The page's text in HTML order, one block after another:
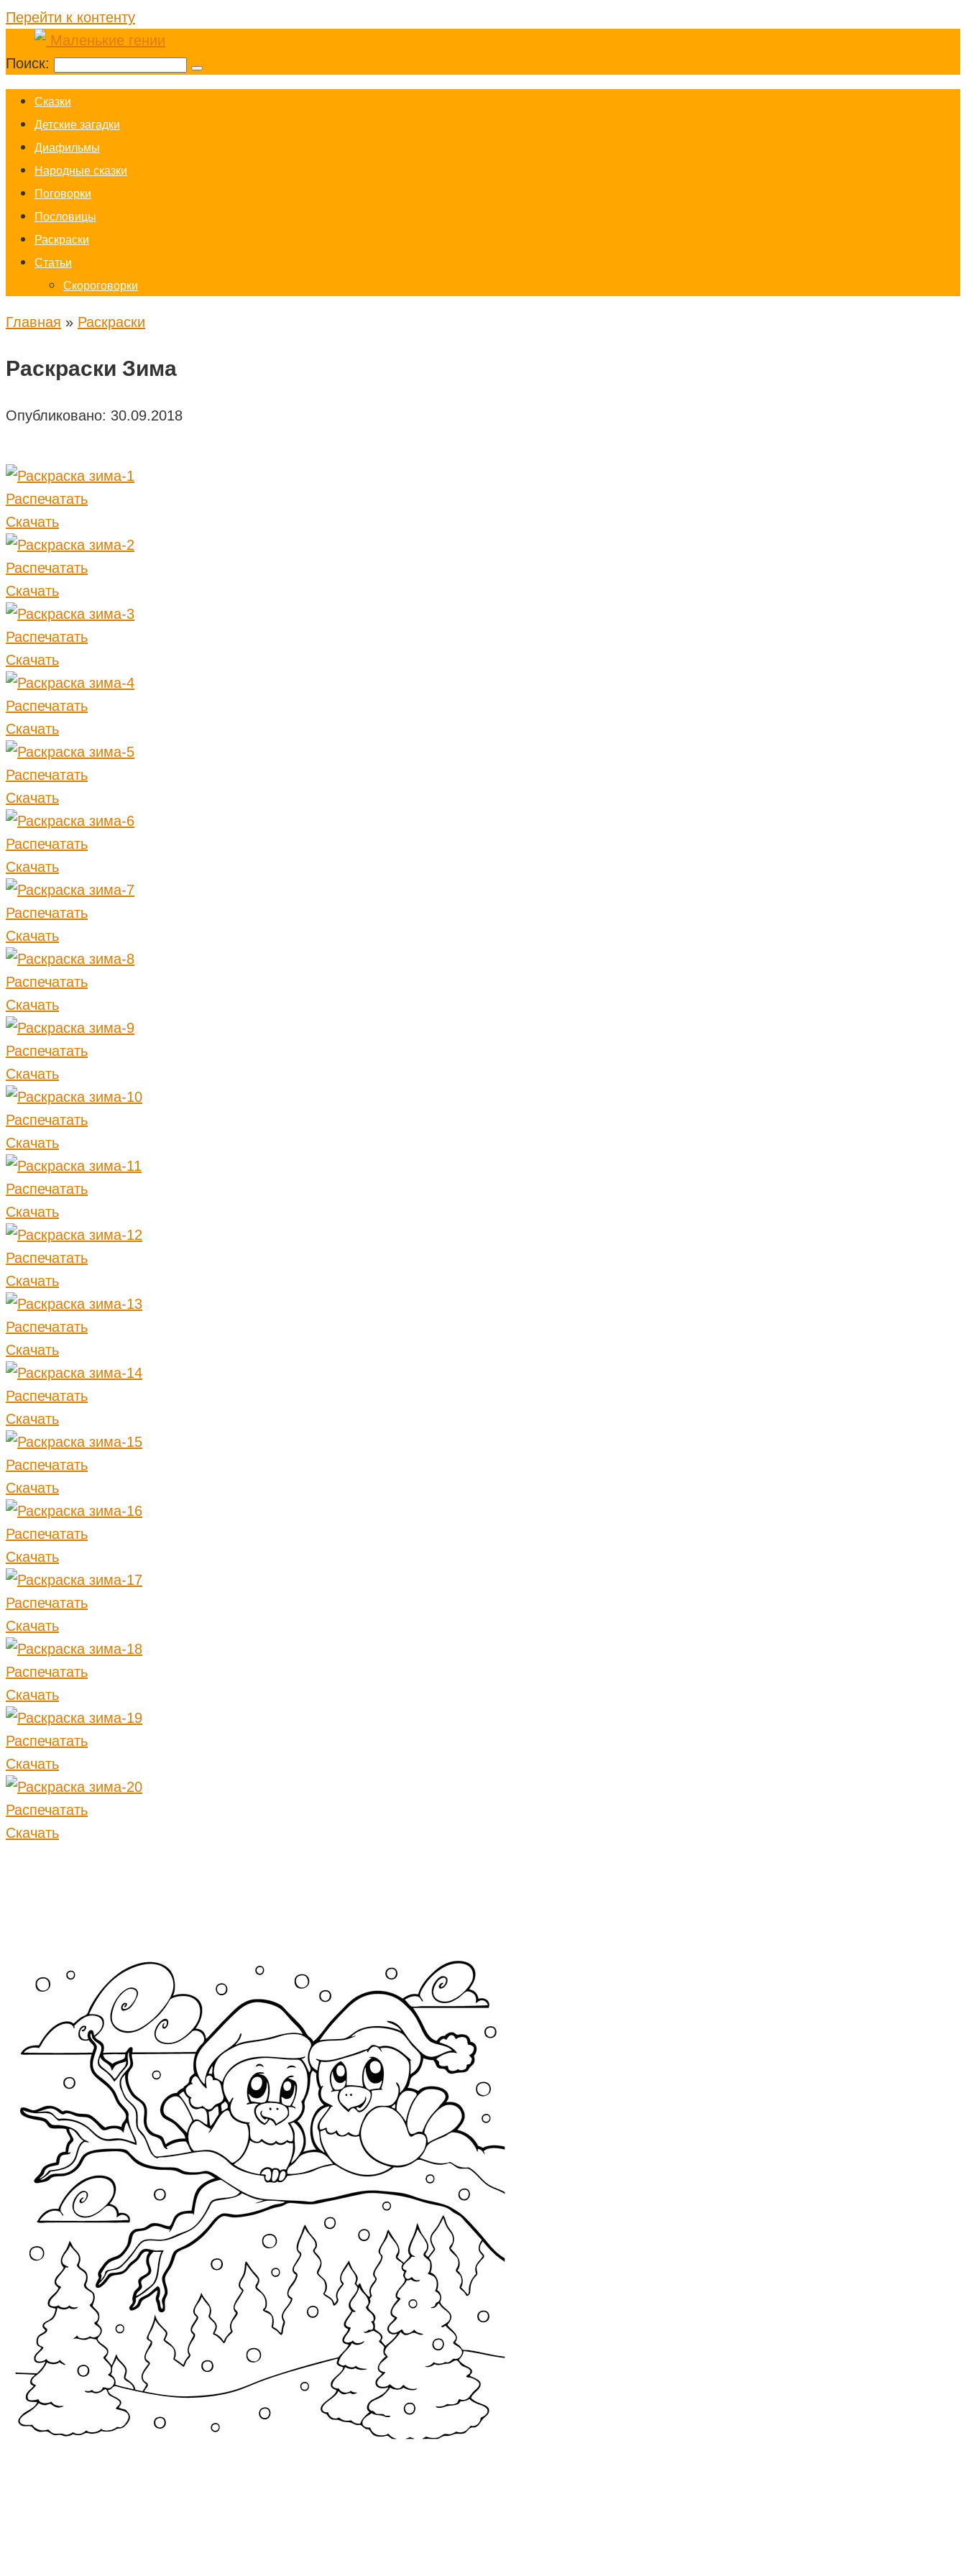
Перейти к контенту
Поиск:
Cказки
Детские загадки
Диафильмы
Народные сказки
Поговорки
Пословицы
Раскраски
Статьи
Скороговорки
Главная » Раскраски
Раскраски Зима
Опубликовано: 30.09.2018
Распечатать
Скачать
Распечатать
Скачать
Распечатать
Скачать
Распечатать
Скачать
Распечатать
Скачать
Распечатать
Скачать
Распечатать
Скачать
Распечатать
Скачать
Распечатать
Скачать
Распечатать
Скачать
Распечатать
Скачать
Распечатать
Скачать
Распечатать
Скачать
Распечатать
Скачать
Распечатать
Скачать
Распечатать
Скачать
Распечатать
Скачать
Распечатать
Скачать
Распечатать
Скачать
Распечатать
Скачать